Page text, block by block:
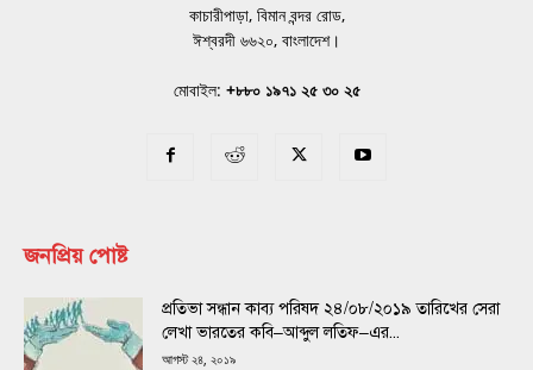
কাচারীপাড়া, বিমান বন্দর রোড,
ঈশ্বরদী ৬৬২০, বাংলাদেশ।
মোবাইল: +৮৮০ ১৯৭১ ২৫ ৩০ ২৫
জনপ্রিয় পোষ্ট
প্রতিভা সন্ধান কাব্য পরিষদ ২৪/০৮/২০১৯ তারিখের সেরা
লেখা ভারতের কবি–আব্দুল লতিফ–এর...
আগস্ট ২৪, ২০১৯